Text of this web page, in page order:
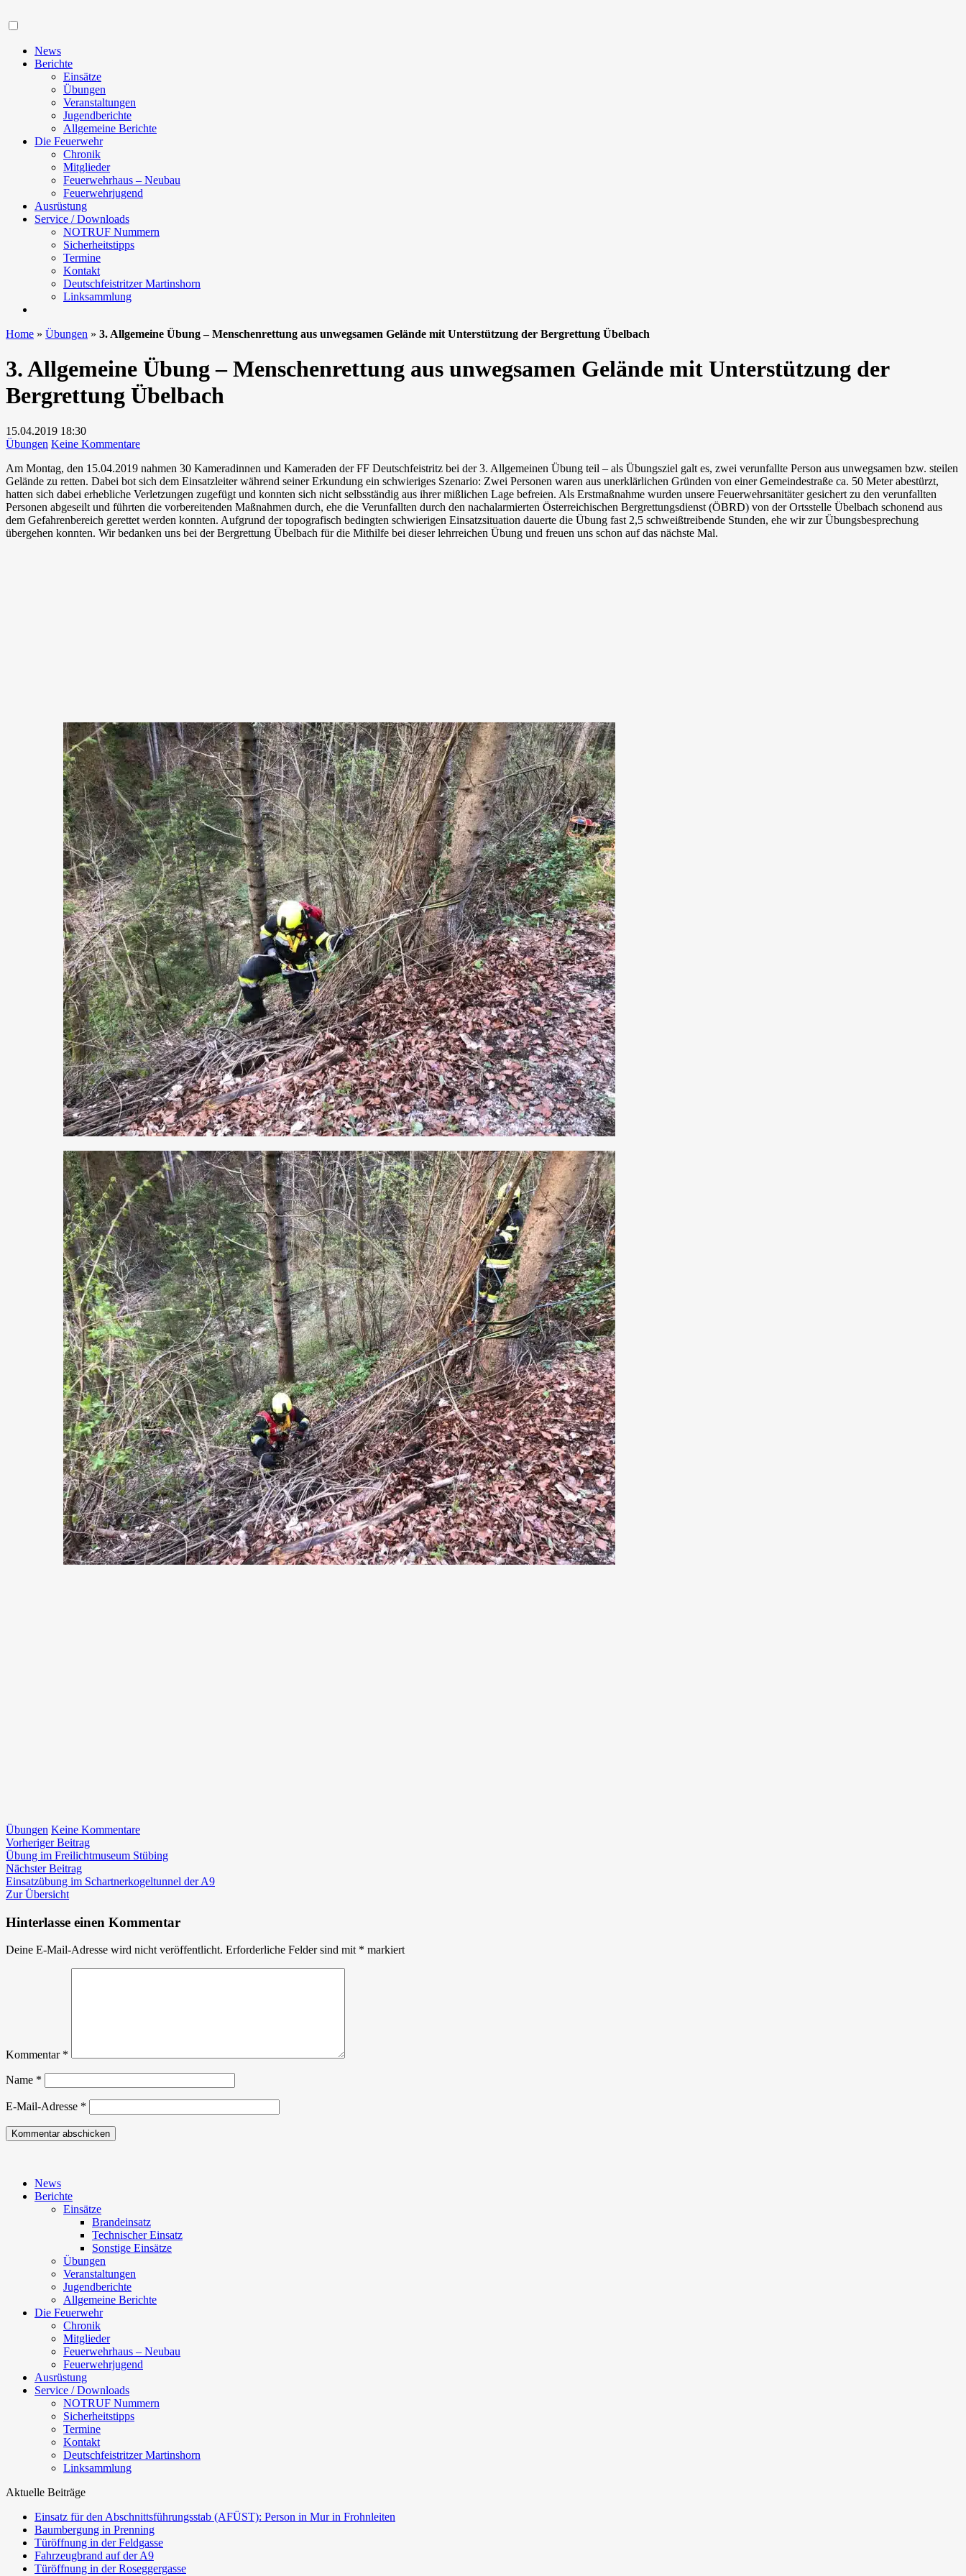
News
Berichte
Einsätze
Übungen
Veranstaltungen
Jugendberichte
Allgemeine Berichte
Die Feuerwehr
Chronik
Mitglieder
Feuerwehrhaus – Neubau
Feuerwehrjugend
Ausrüstung
Service / Downloads
NOTRUF Nummern
Sicherheitstipps
Termine
Kontakt
Deutschfeistritzer Martinshorn
Linksammlung
Home » Übungen » 3. Allgemeine Übung – Menschenrettung aus unwegsamen Gelände mit Unterstützung der Bergrettung Übelbach
3. Allgemeine Übung – Menschenrettung aus unwegsamen Gelände mit Unterstützung der
Bergrettung Übelbach
15.04.2019 18:30
Übungen Keine Kommentarezu
Allgemeine
Übung
–
Menschenrettung
aus
unwegsamen
Am Montag, den 15.04.2019 nahmen 30 Kameradinnen und Kameraden der FF Deutschfeistritz bei der 3. Allgemeinen Übung teil – als Übungsziel galt es, zwei verunfallte Person aus unwegsamen bzw. steilen
Gelände zu retten. Dabei bot sich dem Einsatzleiter während seiner Erkundung ein schwieriges Szenario: Zwei Personen waren aus unerklärlichen Gründen von einer Gemeindestraße ca. 50 Meter abestürzt,
hatten sich dabei erhebliche Verletzungen zugefügt und konnten sich nicht selbsständig aus ihrer mißlichen Lage befreien. Als Erstmaßnahme wurden unsere Feuerwehrsanitäter gesichert zu den verunfallten
Personen abgeseilt und führten die vorbereitenden Maßnahmen durch, ehe die Verunfallten durch den nachalarmierten Österreichischen Bergrettungsdienst (ÖBRD) von der Ortsstelle Übelbach schonend aus
dem Gefahrenbereich gerettet werden konnten. Aufgrund der topografisch bedingten schwierigen Einsatzsituation dauerte die Übung fast 2,5 schweißtreibende Stunden, ehe wir zur Übungsbesprechung
übergehen konnten. Wir bedanken uns bei der Bergrettung Übelbach für die Mithilfe bei dieser lehrreichen Übung und freuen uns schon auf das nächste Mal.
Übungen Keine Kommentarezu
Allgemeine
–
unwegsamen
mit
der
Beitragsnavigation
Vorheriger BeitragVorheriger
Beitrag:
Übung im Freilichtmuseum Stübing
Nächster BeitragNächster
Beitrag:
Einsatzübung im Schartnerkogeltunnel der A9
Zur Übersicht
Hinterlasse einen Kommentar
Deine E-Mail-Adresse wird nicht veröffentlicht. Erforderliche Felder sind mit * markiert
Kommentar *
Name *
E-Mail-Adresse *
News
Berichte
Einsätze
Brandeinsatz
Technischer Einsatz
Sonstige Einsätze
Übungen
Veranstaltungen
Jugendberichte
Allgemeine Berichte
Die Feuerwehr
Chronik
Mitglieder
Feuerwehrhaus – Neubau
Feuerwehrjugend
Ausrüstung
Service / Downloads
NOTRUF Nummern
Sicherheitstipps
Termine
Kontakt
Deutschfeistritzer Martinshorn
Linksammlung
Aktuelle Beiträge
Einsatz für den Abschnittsführungsstab (AFÜST): Person in Mur in Frohnleiten
Baumbergung in Prenning
Türöffnung in der Feldgasse
Fahrzeugbrand auf der A9
Türöffnung in der Roseggergasse